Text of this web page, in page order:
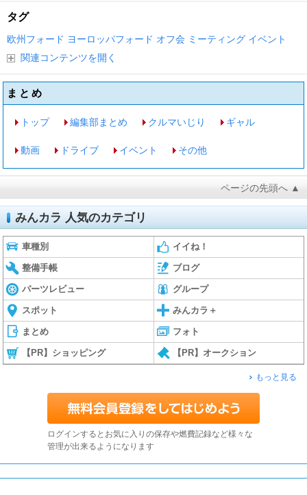
タグ
欧州フォード ヨーロッパフォード オフ会 ミーティング イベント
関連コンテンツを開く
まとめ
トップ 編集部まとめ クルマいじり ギャル
動画 ドライブ イベント その他
ページの先頭へ ▲
みんカラ 人気のカテゴリ
車種別 イイね！
整備手帳 ブログ
パーツレビュー グループ
スポット みんカラ＋
まとめ フォト
【PR】ショッピング 【PR】オークション
もっと見る
ログインするとお気に入りの保存や燃費記録など様々な
管理が出来るようになります